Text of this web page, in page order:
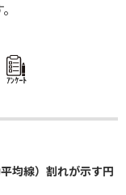
ｱﾝｹｰﾄ
均線）割れが示す円